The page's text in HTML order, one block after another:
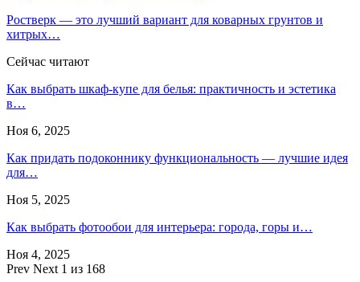
Ростверк — это лучший вариант для коварных грунтов и
хитрых…
Сейчас читают
Как выбрать шкаф-купе для белья: практичность и эстетика
в…
Ноя 6, 2025
Как придать подоконнику функциональность — лучшие идея
для…
Ноя 5, 2025
Как выбрать фотообои для интерьера: города, горы и…
Ноя 4, 2025
Prev Next 1 из 168